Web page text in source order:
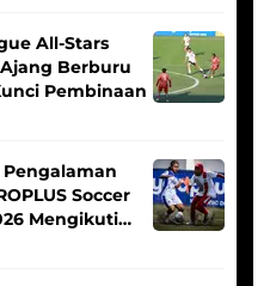
All-Stars
Berburu
Pembinaan
Soccer
Mengikuti
Putri